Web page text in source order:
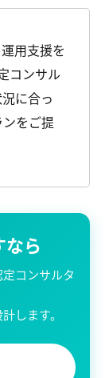
用支援を
コンサル
に合っ
をご提
なら
コンサルタ
します。